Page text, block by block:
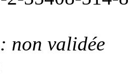
non validée